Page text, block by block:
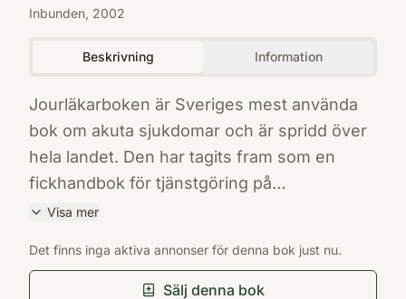
Inbunden, 2002
Beskrivning Information
Jourläkarboken är Sveriges mest använda
bok om akuta sjukdomar och är spridd över
hela landet. Den har tagits fram som en
fickhandbok för tjänstgöring på
akutmottagningar inom såväl primärvård
reviderad och uppdaterad, särskilt avseende
de mer akuta situationer som en jourläkare
Visa mer
9789144010137
Det finns inga aktiva annonser för denna bok just nu.
Sälj denna bok